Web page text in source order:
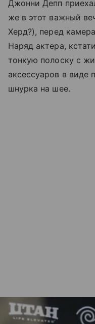
Джонни Депп
же в этот важный
Херд?), перед
Наряд актера,
тонкую полоску с
аксессуаров в виде
шнурка на шее.